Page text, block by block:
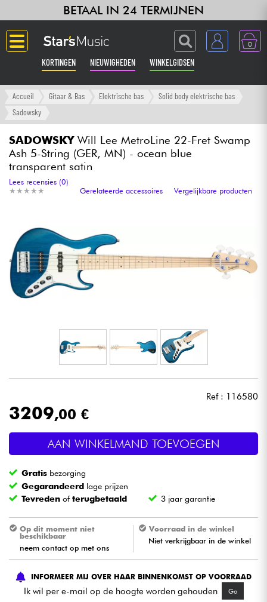
BETAAL IN 24 TERMIJNEN
0
KORTINGEN NIEUWIGHEDEN WINKELGIDSEN
Langue
Versterker & Effecten
Toetsenbord & Piano
Home-studio
Hoofdtelefoon
Licht
Drums & percussie
Blaasinstrument
Viool & Quatuor
Kinderen
HiFi
Accueil Gitaar & Bas Elektrische bas
Solid body elektrische bas
Sadowsky
SADOWSKYWill Lee MetroLine 22-Fret Swamp
Ash 5-String (GER, MN) - ocean blue
transparent satin
★ ★ ★ ★ ★
★ ★ ★ ★ ★
Lees recensies (0)
Gerelateerde accessoires
Vergelijkbare producten
Ref : 116580
3209,00 €
AAN WINKELMAND TOEVOEGEN
Gratis bezorging
Gegarandeerd lage prijzen
Tevreden ofterugbetaald 3 jaar garantie
Op dit moment niet
beschikbaar
neem contact op met ons
Voorraad in de winkel
Niet verkrijgbaar in de winkel
INFORMEER MIJ OVER HAAR BINNENKOMST OP VOORRAAD
Ik wil per e-mail op de hoogte worden gehouden Go